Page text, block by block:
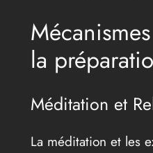
la
Méditation et
La méditation et les